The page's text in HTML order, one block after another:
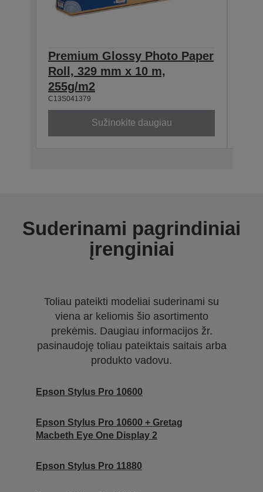
Premium Glossy Photo Paper
Roll, 329 mm x 10 m,
255g/m2
C13S041379
Sužinokite daugiau
Suderinami pagrindiniai
įrenginiai
Toliau pateikti modeliai suderinami su
viena ar keliomis šio asortimento
prekėmis. Daugiau informacijos žr.
pasinaudoję toliau pateiktais saitais arba
produkto vadovu.
Epson Stylus Pro 10600
Epson Stylus Pro 10600 + Gretag
Macbeth Eye One Display 2
Epson Stylus Pro 11880